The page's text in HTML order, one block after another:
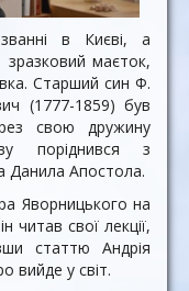
в Києві, а
зразковий маєток,
Старший син Ф.
(1777-1859) був
свою дружину
поріднився з
Данила Апостола.
Яворницького на
читав свої лекції,
статтю Андрія
вийде у світ.